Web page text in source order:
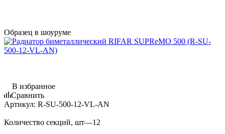
Образец в шоуруме
В избранное
Сравнить
Артикул: R-SU-500-12-VL-AN
Количество секций, шт—12